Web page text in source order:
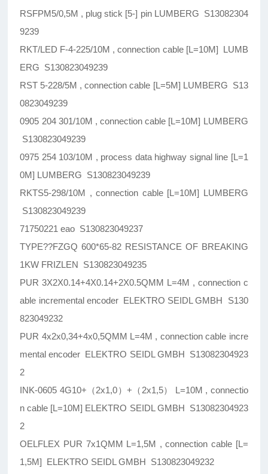
RSFPM5/0,5M , plug stick [5-] pin LUMBERG S13082304
9239
RKT/LED F-4-225/10M , connection cable [L=10M] LUMB
ERG S130823049239
RST 5-228/5M , connection cable [L=5M] LUMBERG S13
0823049239
0905 204 301/10M , connection cable [L=10M] LUMBERG
S130823049239
0975 254 103/10M , process data highway signal line [L=1
0M] LUMBERG S130823049239
RKTS5-298/10M , connection cable [L=10M] LUMBERG
S130823049239
71750221 eao S130823049237
TYPE??FZGQ 600*65-82 RESISTANCE OF BREAKING
1KW FRIZLEN S130823049235
PUR 3X2X0.14+4X0.14+2X0.5QMM L=4M , connection c
able incremental encoder ELEKTRO SEIDL GMBH S130
823049232
PUR 4x2x0,34+4x0,5QMM L=4M , connection cable incre
mental encoder ELEKTRO SEIDL GMBH S13082304923
2
INK-0605 4G10+（2x1,0）+（2x1,5） L=10M , connectio
n cable [L=10M] ELEKTRO SEIDL GMBH S13082304923
2
OELFLEX PUR 7x1QMM L=1,5M , connection cable [L=
1,5M] ELEKTRO SEIDL GMBH S130823049232